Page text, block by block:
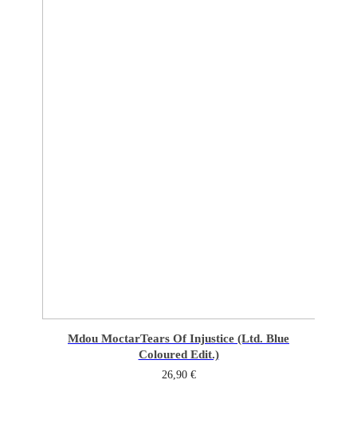
Mdou MoctarTears Of Injustice (Ltd. Blue
Coloured Edit.)
26,90 €